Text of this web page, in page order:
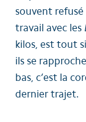
souvent
travail avec les
kilos, est tout
ils se
bas, c’est la
dernier trajet.